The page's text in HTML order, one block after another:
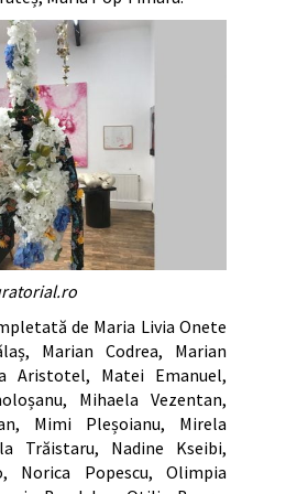
de Maria Livia Onete
Marian Codrea, Marian
Aristotel, Matei Emanuel,
Mihaela Vezentan,
Mimi Pleșoianu, Mirela
Trăistaru, Nadine Kseibi,
Norica Popescu, Olimpia